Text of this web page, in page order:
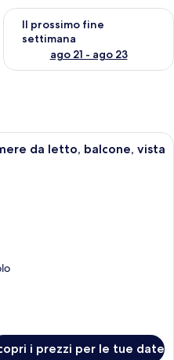
fine settimana, ago 14 -
Il prossimo fine
settimana
ago 21 - ago 23
Verifica la disponibilità per il
Un soggiorno moderno con un
da letto, balcone, vista
i prezzi per le tue date